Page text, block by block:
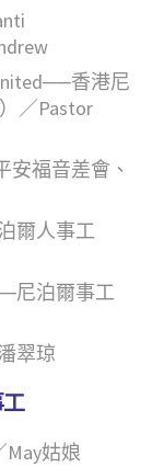
香港尼
／Pastor
安福音差會、
爾人事工
尼泊爾事工
翠琼
姑娘